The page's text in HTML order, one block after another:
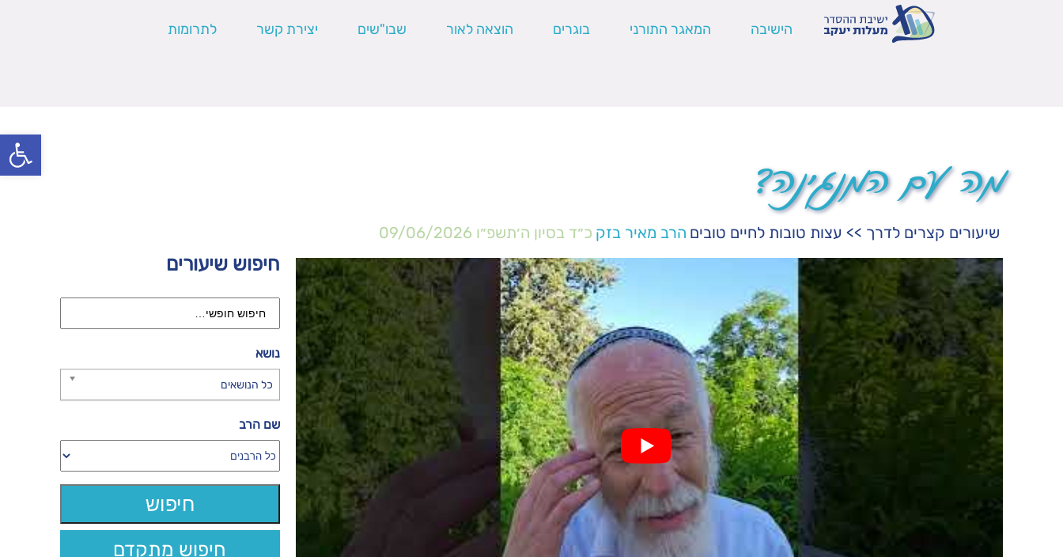
פתח
הישיבה המאגר התורני בוגרים הוצאה לאור שבו"שים יצירת קשר לתרומות
מה עם המנגינה?
שיעורים קצרים לדרך >> עצות טובות לחיים טובים הרב מאיר בזק כ״ד בסיון ה׳תשפ״ו 09/06/2026
חיפוש שיעורים
נושא
כל הנושאים
שם הרב
חיפוש מתקדם